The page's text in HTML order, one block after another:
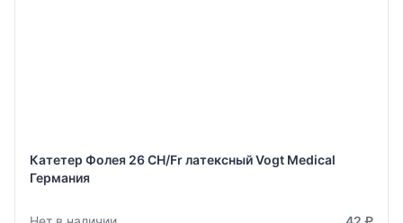
Катетер Фолея 26 CH/Fr латексный Vogt Medical
Германия